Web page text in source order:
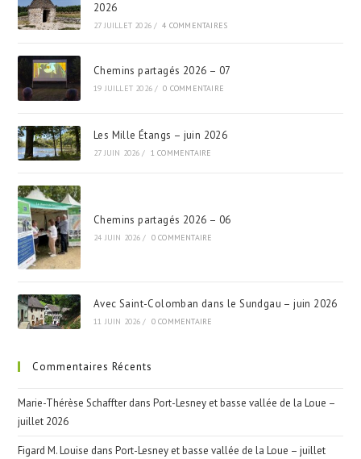
2026
27 JUILLET 2026 / 4 COMMENTAIRES
Chemins partagés 2026 – 07
19 JUILLET 2026 / 0 COMMENTAIRE
Les Mille Étangs – juin 2026
27 JUIN 2026 / 1 COMMENTAIRE
Chemins partagés 2026 – 06
24 JUIN 2026 / 0 COMMENTAIRE
Avec Saint-Colomban dans le Sundgau – juin 2026
11 JUIN 2026 / 0 COMMENTAIRE
Commentaires Récents
Marie-Thérèse Schaffter dansPort-Lesney et basse vallée de la Loue –
juillet 2026
Figard M. Louise dansPort-Lesney et basse vallée de la Loue – juillet